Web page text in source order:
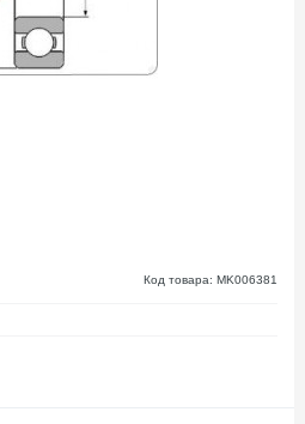
Код товара: MK006381